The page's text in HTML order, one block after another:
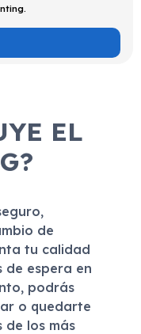
EL
de
tu calidad
de espera en
podrás
o quedarte
de los más